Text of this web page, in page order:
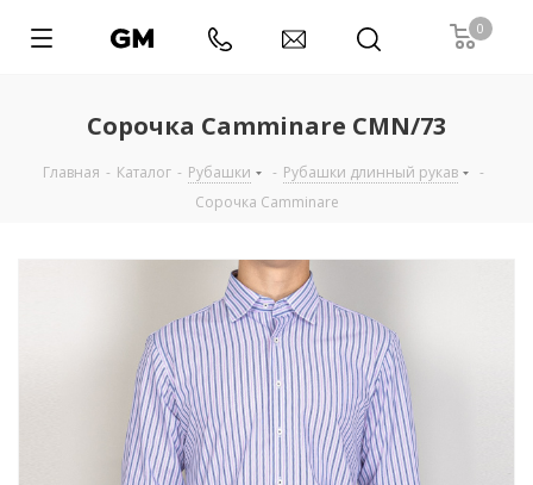
0
Сорочка Camminare CMN/73
Главная - Каталог - Рубашки - Рубашки длинный рукав
-
Сорочка Camminare